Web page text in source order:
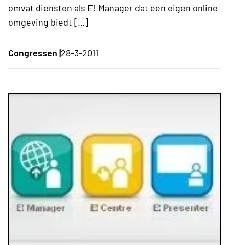
omvat diensten als E! Manager dat een eigen online
omgeving biedt […]
Congressen |28-3-2011